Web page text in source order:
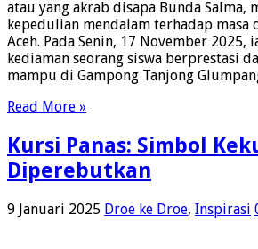
atau yang akrab disapa Bunda Salma,
kepedulian mendalam terhadap masa
Aceh. Pada Senin, 17 November 2025,
kediaman seorang siswa berprestasi
mampu di Gampong Tanjong
Read More »
Kursi Panas: Simbol
Diperebutkan
9 Januari 2025 Droe ke Droe, Inspirasi